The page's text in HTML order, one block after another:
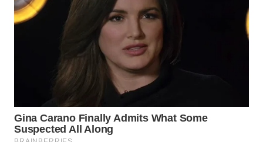
NEWS
WAHANA
INFRASTRUKTUR